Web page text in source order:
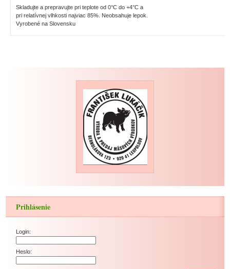
Skladujte a prepravujte pri teplote od 0°C do +4°C a
pri relatívnej vlhkosti najviac 85%. Neobsahuje lepok.
Vyrobené na Slovensku
Prihlásenie
Login:
Heslo: